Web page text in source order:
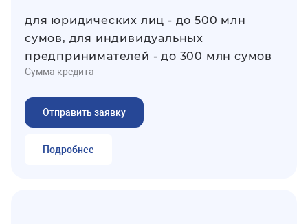
для юридических лиц - до 500 млн
сумов, для индивидуальных
предпринимателей - до 300 млн сумов
Сумма кредита
Отправить заявку
Подробнее